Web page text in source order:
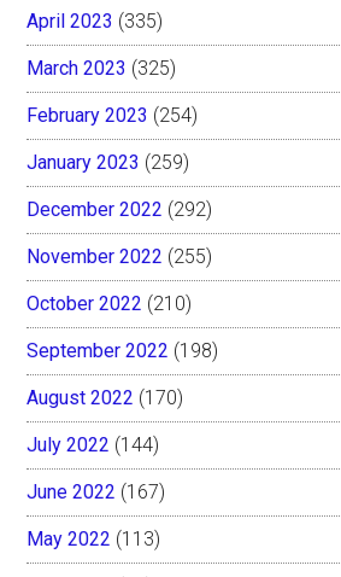
April 2023 (335)
March 2023 (325)
February 2023 (254)
January 2023 (259)
December 2022 (292)
November 2022 (255)
October 2022 (210)
September 2022 (198)
August 2022 (170)
July 2022 (144)
June 2022 (167)
May 2022 (113)